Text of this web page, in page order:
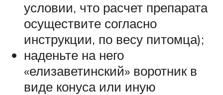
условии, что расчет препарата
осуществите согласно
инструкции, по весу питомца);
наденьте на него
«елизаветинский» воротник в
виде конуса или иную